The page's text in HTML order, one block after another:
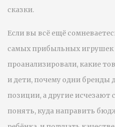
сказки.
Если вы всё ещё
самых прибыльных игрушек
проанализировали, какие
и дети, почему одни
позиции, а другие исчезают
понять, куда направить